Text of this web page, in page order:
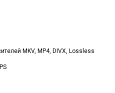
MKV, MP4, DIVX, Lossless